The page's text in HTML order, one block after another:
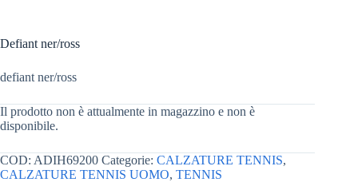
Defiant ner/ross
defiant ner/ross
Il prodotto non è attualmente in magazzino e non è
disponibile.
COD: ADIH69200 Categorie: CALZATURE TENNIS,
CALZATURE TENNIS UOMO, TENNIS